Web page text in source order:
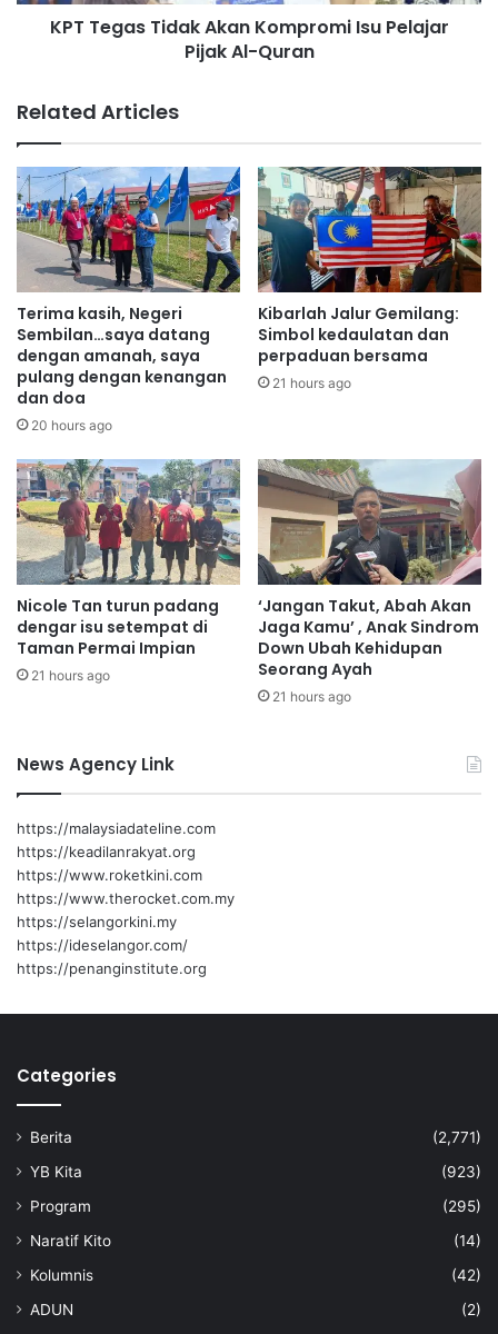
k
o
l
a
h
,
t
u
n
i
4
9
c
a
o
n
S
P
M
2
A
k
a
n
K
o
r
o
m
i
I
s
P
e
l
a
j
a
r
P
j
l
-
Q
u
r
a
n
KPT Tegas Tidak Akan Kompromi Isu Pelajar
Pijak Al-Quran
Related Articles
Terima kasih, Negeri
Sembilan…saya datang
dengan amanah, saya
pulang dengan kenangan
dan doa
20 hours ago
Kibarlah Jalur Gemilang:
Simbol kedaulatan dan
perpaduan bersama
21 hours ago
Nicole Tan turun padang
dengar isu setempat di
Taman Permai Impian
21 hours ago
‘Jangan Takut, Abah Akan
Jaga Kamu’ , Anak Sindrom
Down Ubah Kehidupan
Seorang Ayah
21 hours ago
News Agency Link
https://malaysiadateline.com
https://keadilanrakyat.org
https://www.roketkini.com
https://www.therocket.com.my
https://selangorkini.my
https://ideselangor.com/
https://penanginstitute.org
Categories
Berita
(2,771)
YB Kita
(923)
Program
(295)
Naratif Kito
(14)
Kolumnis
(42)
ADUN
(2)